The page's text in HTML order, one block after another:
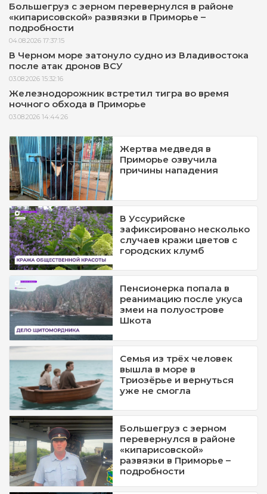
Большегруз с зерном перевернулся в районе
«кипарисовской» развязки в Приморье –
подробности
04.08.2026 17:37:15
В Черном море затонуло судно из Владивостока
после атак дронов ВСУ
03.08.2026 15:32:16
Железнодорожник встретил тигра во время
ночного обхода в Приморье
03.08.2026 14:44:26
Жертва медведя в
Приморье озвучила
причины нападения
В Уссурийске
зафиксировано несколько
случаев кражи цветов с
городских клумб
Пенсионерка попала в
реанимацию после укуса
змеи на полуострове
Шкота
Семья из трёх человек
вышла в море в
Триозёрье и вернуться
уже не смогла
Большегруз с зерном
перевернулся в районе
«кипарисовской»
развязки в Приморье –
подробности